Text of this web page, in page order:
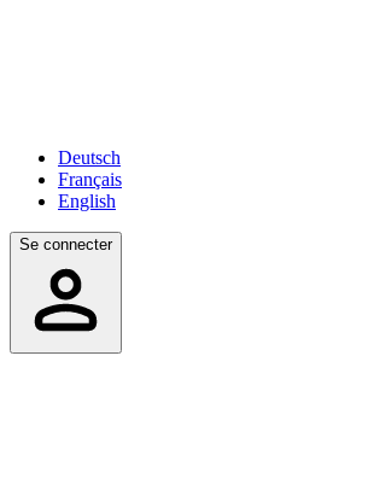
Deutsch
Français
English
Se connecter